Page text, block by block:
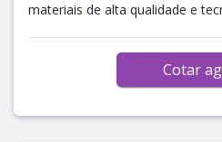
materiais de alta qualidade e
Cotar